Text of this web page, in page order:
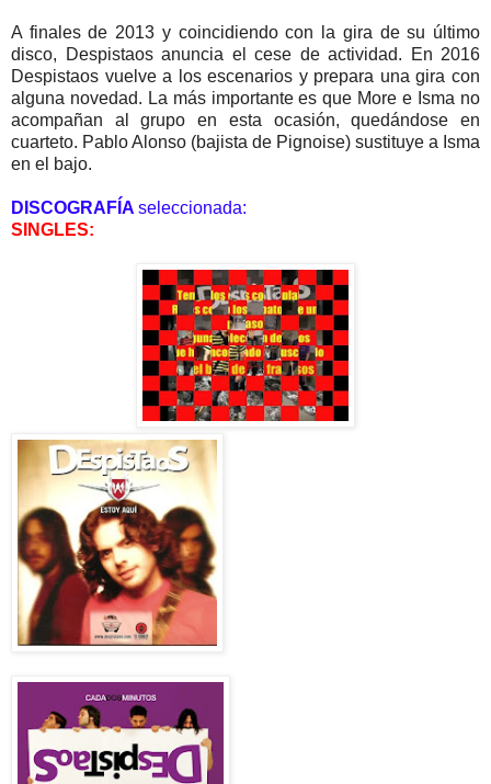
A finales de 2013 y coincidiendo con la gira de su último
disco, Despistaos anuncia el cese de actividad. En 2016
Despistaos vuelve a los escenarios y prepara una gira con
alguna novedad. La más importante es que More e Isma no
acompañan al grupo en esta ocasión, quedándose en
cuarteto. Pablo Alonso (bajista de Pignoise) sustituye a Isma
en el bajo.
DISCOGRAFÍA seleccionada:
SINGLES: